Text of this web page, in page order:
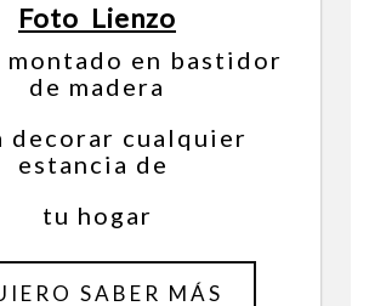
Foto Lienzo
montado en bastidor
de madera
decorar cualquier
estancia de
tu hogar
SABER MÁS